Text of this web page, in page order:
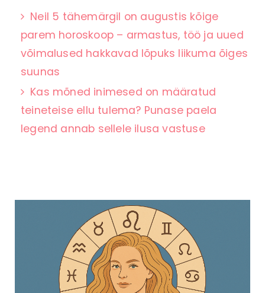
Neil 5 tähemärgil on augustis kõige
parem horoskoop – armastus, töö ja uued
võimalused hakkavad lõpuks liikuma õiges
suunas
Kas mõned inimesed on määratud
teineteise ellu tulema? Punase paela
legend annab sellele ilusa vastuse